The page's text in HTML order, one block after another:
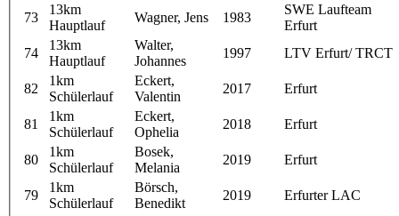
73
13km
Hauptlauf
Wagner, Jens 1983
SWE Laufteam
Erfurt
74
13km
Hauptlauf
Walter,
Johannes
1997 LTV Erfurt/ TRCT
82
1km
Schülerlauf
Eckert,
Valentin
2017 Erfurt
81
1km
Schülerlauf
Eckert,
Ophelia
2018 Erfurt
80
1km
Schülerlauf
Bosek,
Melania
2019 Erfurt
79
1km
Schülerlauf
Börsch,
Benedikt
2019 Erfurter LAC